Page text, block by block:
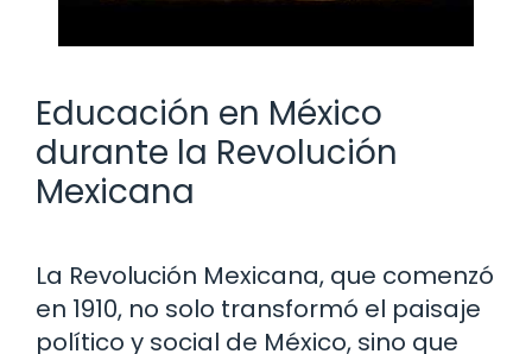
Educación en México
durante la Revolución
Mexicana
La Revolución Mexicana, que comenzó
en 1910, no solo transformó el paisaje
político y social de México, sino que